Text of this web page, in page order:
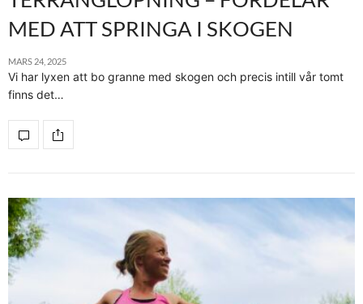
MED ATT SPRINGA I SKOGEN
MARS 24, 2025
Vi har lyxen att bo granne med skogen och precis intill vår tomt
finns det…